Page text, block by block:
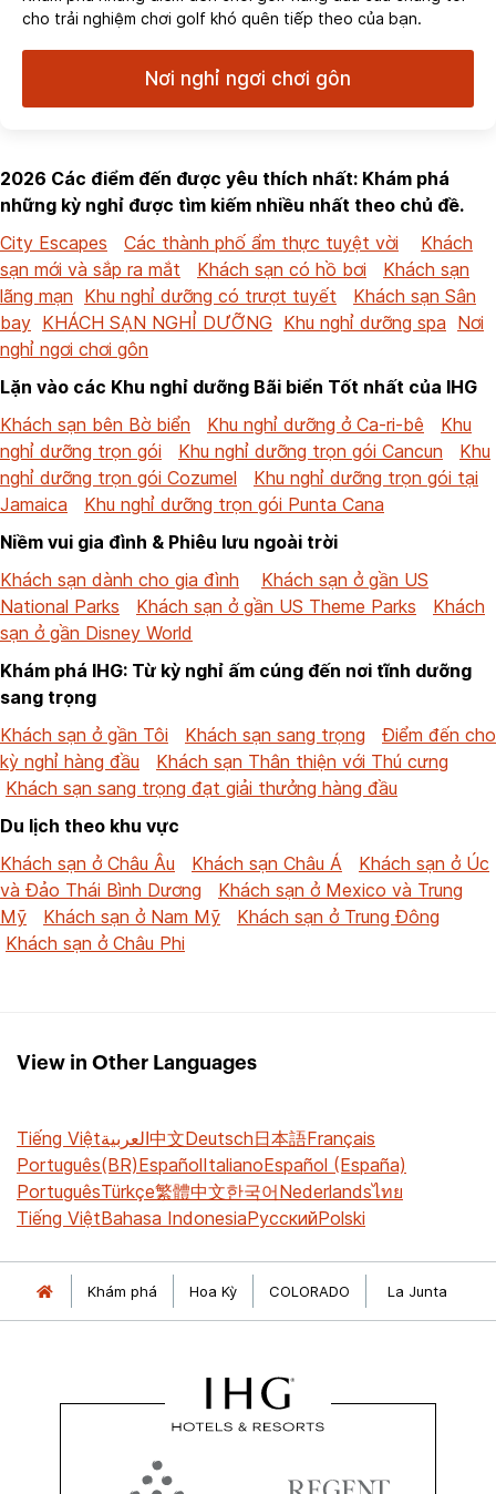
cho trải nghiệm chơi golf khó quên tiếp theo của bạn.
Nơi nghỉ ngơi chơi gôn
2026 Các điểm đến được yêu thích nhất: Khám phá
những kỳ nghỉ được tìm kiếm nhiều nhất theo chủ đề.
City Escapes
Các thành phố ẩm thực tuyệt vời
Khách
sạn mới và sắp ra mắt
Khách sạn có hồ bơi
Khách sạn
lãng mạn Khu nghỉ dưỡng có trượt tuyết
Khách sạn Sân
bay KHÁCH SẠN NGHỈ DƯỠNG Khu nghỉ dưỡng spa Nơi
nghỉ ngơi chơi gôn
Lặn vào các Khu nghỉ dưỡng Bãi biển Tốt nhất của IHG
Khách sạn bên Bờ biển
Khu nghỉ dưỡng ở Ca-ri-bê
Khu
nghỉ dưỡng trọn gói
Khu nghỉ dưỡng trọn gói Cancun
Khu
nghỉ dưỡng trọn gói Cozumel
Khu nghỉ dưỡng trọn gói tại
Jamaica
Khu nghỉ dưỡng trọn gói Punta Cana
Niềm vui gia đình & Phiêu lưu ngoài trời
Khách sạn dành cho gia đình
Khách sạn ở gần US
National Parks
Khách sạn ở gần US Theme Parks
Khách
sạn ở gần Disney World
Khám phá IHG: Từ kỳ nghỉ ấm cúng đến nơi tĩnh dưỡng
sang trọng
Khách sạn ở gần Tôi
Khách sạn sang trọng
Điểm đến cho
kỳ nghỉ hàng đầu
Khách sạn Thân thiện với Thú cưng
Khách sạn sang trọng đạt giải thưởng hàng đầu
Du lịch theo khu vực
Khách sạn ở Châu Âu
Khách sạn Châu Á
Khách sạn ở Úc
và Đảo Thái Bình Dương
Khách sạn ở Mexico và Trung
Mỹ
Khách sạn ở Nam Mỹ
Khách sạn ở Trung Đông
Khách sạn ở Châu Phi
View in Other Languages
Tiếng Việtالعربية中文Deutsch日本語Français
Português(BR)EspañolItalianoEspañol (España)
PortuguêsTürkçe繁體中文한국어Nederlandsไทย
Tiếng ViệtBahasa IndonesiaРусскийPolski
Khám phá Hoa Kỳ COLORADO La Junta